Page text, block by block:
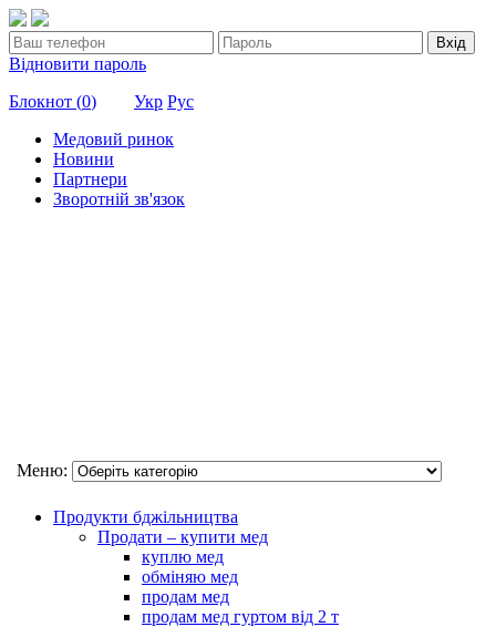
Вхід
Відновити пароль
Блокнот (0) Укр Рус
Медовий ринок
Новини
Партнери
Зворотній зв'язок
Меню:
Продукти бджільництва
Продати – купити мед
куплю мед
обміняю мед
продам мед
продам мед гуртом від 2 т